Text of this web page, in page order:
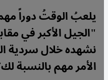
يلعبُ الوقتُ دوراً
"الجيل الأكبر في
نشهده خلال سردية
الأمر مهم بالنسبة